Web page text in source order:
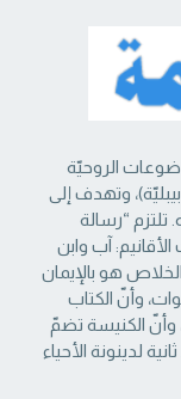
الروحيّة
وتهدف إلى
تلتزم “رسالة
الأقانيم: آب وابن
هو بالإيمان
وأنّ الكتاب
وأنّ الكنيسة تضمّ
لدينونة الأحياء